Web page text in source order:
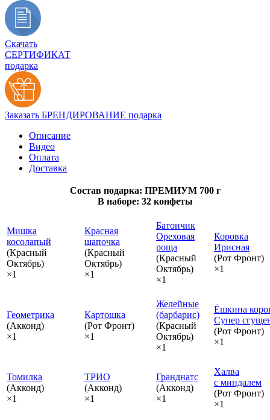
Скачать
СЕРТИФИКАТ
подарка
Заказать БРЕНДИРОВАНИЕ подарка
Описание
Видео
Оплата
Доставка
Состав подарка: ПРЕМИУМ 700 г
В наборе: 32 конфеты
Мишка
косолапый
(Красный
Октябрь)
×1
Красная
шапочка
(Красный
Октябрь)
×1
Батончик
Ореховая
роща
(Красный
Октябрь)
×1
Коровка
Ирисная
(Рот Фронт)
×1
Геометрика
(Акконд)
×1
Картошка
(Рот Фронт)
×1
Желейные
(барбарис)
(Красный
Октябрь)
×1
Ёшкина
Супер
(Рот Фронт)
×1
Томилка
(Акконд)
×1
ТРИО
(Акконд)
×1
Гранднатс
(Акконд)
×1
Халва
с миндалем
(Рот Фронт)
×1